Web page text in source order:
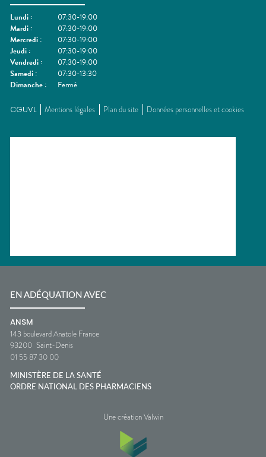
Lundi :
07:30-19:00
Mardi :
07:30-19:00
Mercredi :
07:30-19:00
Jeudi :
07:30-19:00
Vendredi :
07:30-19:00
Samedi :
07:30-13:30
Dimanche : Fermé
CGUVL Mentions légales Plan du site Données personnelles et cookies
EN ADÉQUATION AVEC
ANSM
143 boulevard Anatole France
93200 Saint-Denis
01 55 87 30 00
MINISTÈRE DE LA SANTÉ
ORDRE NATIONAL DES PHARMACIENS
Une création Valwin